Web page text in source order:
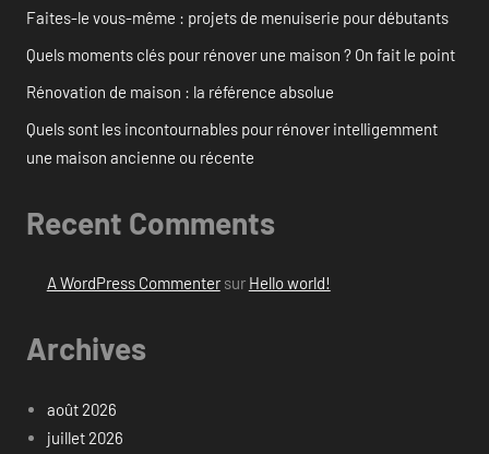
Faites-le vous-même : projets de menuiserie pour débutants
Quels moments clés pour rénover une maison ? On fait le point
Rénovation de maison : la référence absolue
Quels sont les incontournables pour rénover intelligemment
une maison ancienne ou récente
Recent Comments
A WordPress Commentersur Hello world!
Archives
août 2026
juillet 2026